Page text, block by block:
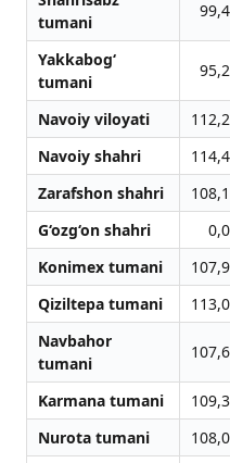
tumani
99,4
Yakkabog‘
tumani
95,2
Navoiy viloyati 112,2
Navoiy shahri
114,4
Zarafshon shahri
108,1
G‘ozg‘on shahri
0,0
Konimex tumani
107,9
Qiziltepa tumani
113,0
Navbahor
tumani
107,6
Karmana tumani 109,3
Nurota tumani
108,0